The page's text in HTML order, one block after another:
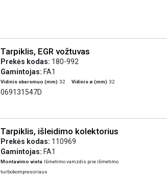
Tarpiklis, EGR vožtuvas
Prekės kodas: 180-992
Gamintojas: FA1
Vidinis skersmuo (mm) 32 Vidinis ø (mm) 32
069131547D
Tarpiklis, išleidimo kolektorius
Prekės kodas: 110969
Gamintojas: FA1
Montavimo vieta Išmetimo vamzdis prie išmetimo
turbokompresoriaus